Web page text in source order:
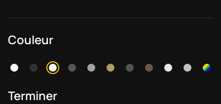
Couleur
Terminer